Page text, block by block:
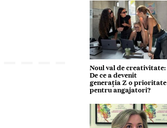
Noul val de creativitate:
De ce a devenit
generația Z o prioritate
pentru angajatori?